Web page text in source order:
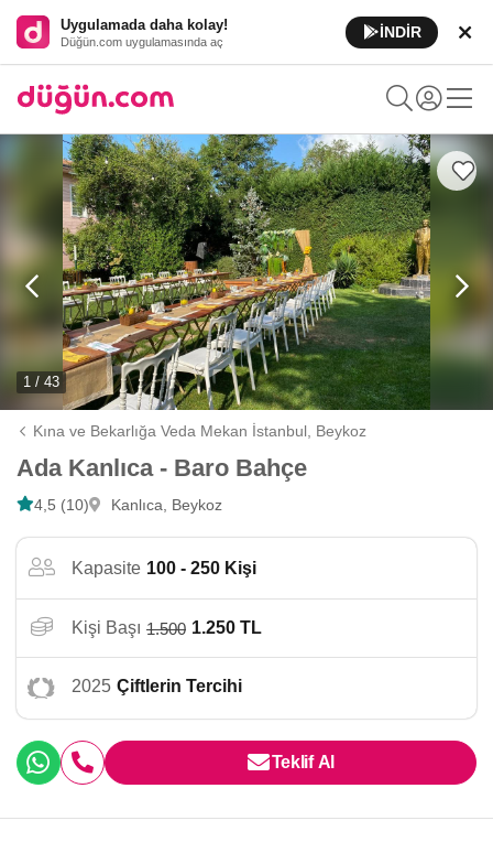
Uygulamada daha kolay!
Düğün.com uygulamasında aç
İNDİR
1 / 43
Kına ve Bekarlığa Veda Mekan İstanbul, Beykoz
Ada Kanlıca - Baro Bahçe
4,5 (10) Kanlıca, Beykoz
Kapasite 100 - 250 Kişi
Kişi Başı 1.500 1.250 TL
2025 Çiftlerin Tercihi
Teklif Al